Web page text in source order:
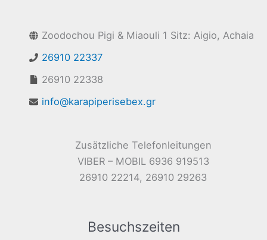
Zoodochou Pigi & Miaouli 1 Sitz: Aigio, Achaia
26910 22337
26910 22338
info@karapiperisebex.gr
Zusätzliche Telefonleitungen
VIBER – MOBIL 6936 919513
26910 22214, 26910 29263
Besuchszeiten